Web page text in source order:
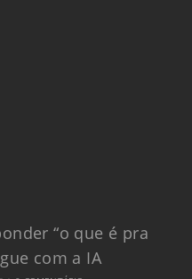
“o que é pra
com a IA